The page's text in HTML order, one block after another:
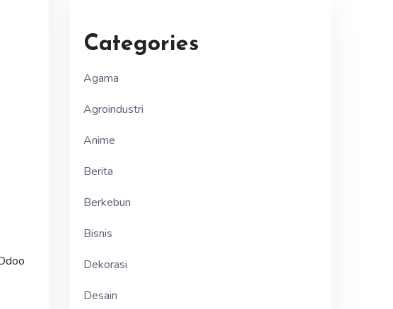
Categories
Agama
Agroindustri
Anime
Berita
Berkebun
Bisnis
Dekorasi
Desain